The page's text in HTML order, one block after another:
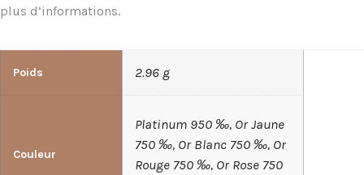
plus d’informations.
Poids 2.96 g
Couleur
Platinum 950 ‰, Or Jaune
750 ‰, Or Blanc 750 ‰, Or
Rouge 750 ‰, Or Rose 750